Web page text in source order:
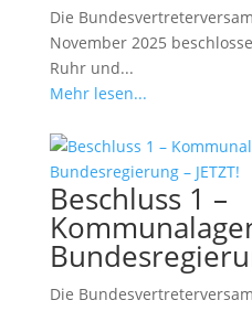
Die
November 2025
Ruhr und...
Mehr lesen...
Beschluss 1 –
Die